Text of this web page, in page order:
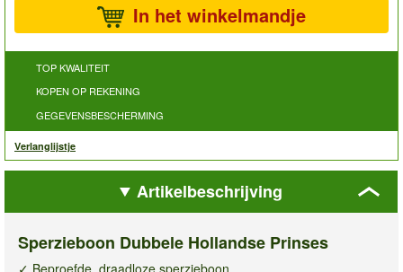
In het winkelmandje
TOP KWALITEIT
KOPEN OP REKENING
GEGEVENSBESCHERMING
Verlanglijstje
Artikelbeschrijving
Sperzieboon Dubbele Hollandse Prinses
✓ Beproefde, draadloze sperzieboon